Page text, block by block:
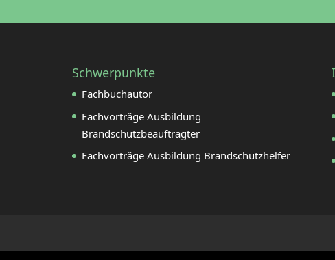
Schwerpunkte
Fachbuchautor
Fachvorträge Ausbildung
Brandschutzbeauftragter
Fachvorträge Ausbildung Brandschutzhelfer